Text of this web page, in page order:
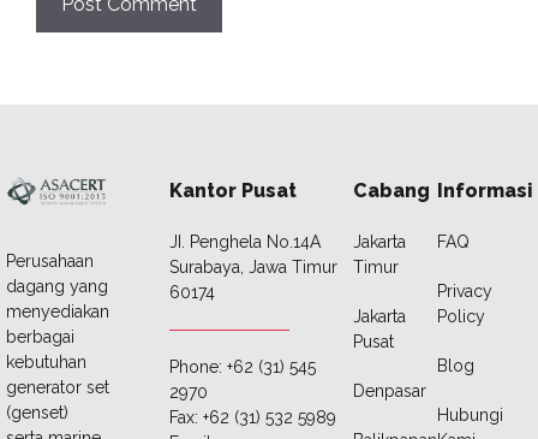
Perusahaan
dagang yang
menyediakan
berbagai
kebutuhan
generator set
(genset)
Kantor Pusat
JI. Penghela No.14A
Surabaya, Jawa Timur
60174
Phone: +62 (31) 545
2970
Fax: +62 (31) 532 5989
Cabang
Jakarta
Timur
Jakarta
Pusat
Denpasar
Informasi
FAQ
Privacy
Policy
Blog
Hubungi